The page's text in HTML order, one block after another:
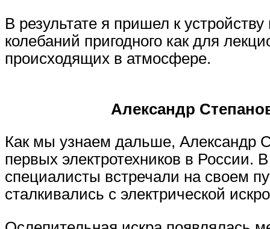
В результате я пришел к
колебаний пригодного как для
происходящих в атмосфере.
Александр
Как мы узнаем дальше, Александр
первых электротехников в России.
специалисты встречали на своем
сталкивались с электрической